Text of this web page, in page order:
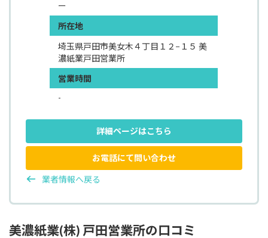
ー
所在地
埼玉県戸田市美女木４丁目１２−１５ 美
濃紙業戸田営業所
営業時間
-
詳細ページはこちら
お電話にて問い合わせ
業者情報へ戻る
美濃紙業(株) 戸田営業所の口コミ